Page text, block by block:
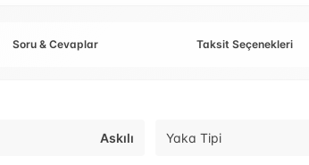
Soru & Cevaplar Taksit Seçenekleri
Askılı Yaka Tipi